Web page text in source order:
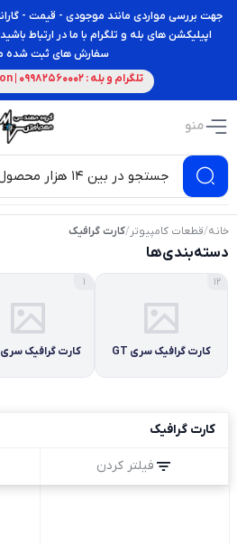
جهت بررسی مواردی مانند موجودی - قیمت -
اپیلیکشن های بله و تلگرام با ما در ارتباط
سفارش های ثبت شده
تلگرام و بله : 09982560002 | mahdia_vision@
منو
خانه/قطعات کامپیوتر/کارت گرافیک
دسته‌بندی‌ها
12
کارت گرافیک سری GT
1
کارت گرافیک سری GTX
کارت گرافیک
فیلتر کردن